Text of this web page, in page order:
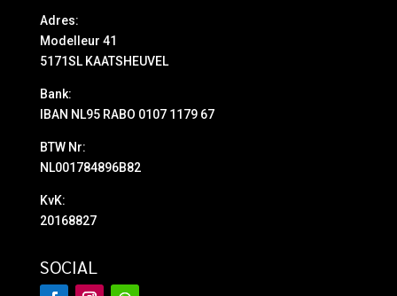
Adres:
Modelleur 41
5171SL KAATSHEUVEL
Bank:
IBAN NL95 RABO 0107 1179 67
BTW Nr:
NL001784896B82
KvK:
20168827
SOCIAL